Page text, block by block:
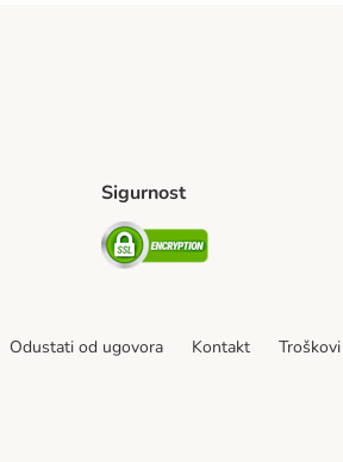
Sigurnost
Security
Odustati od ugovora Kontakt